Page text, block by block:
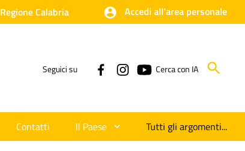
Regione Calabria Accedi all'area personale
Seguici su Cerca con IA
Contatti Il Paese Tutti gli argomenti...